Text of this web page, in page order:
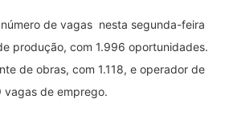
de vagas nesta segunda-feira
produção, com 1.996 oportunidades.
de obras, com 1.118, e operador de
vagas de emprego.